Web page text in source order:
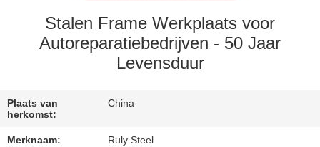
ONGEVEER
ONS
Stalen Frame Werkplaats voor
Autoreparatiebedrijven - 50 Jaar
Levensduur
Plaats van
herkomst:
China
Merknaam: Ruly Steel